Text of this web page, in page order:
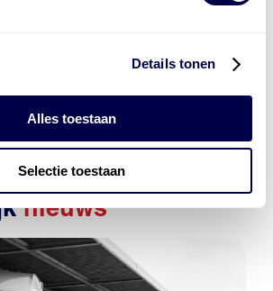
Details tonen
Alles toestaan
Selectie toestaan
additieven toe kunt voegen aan
hoge kwaliteit basisolie en
de niet merkgebonden
nieuws